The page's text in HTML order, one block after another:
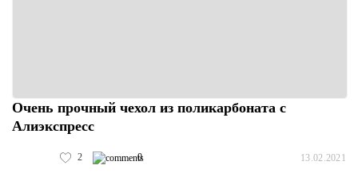
Очень прочный чехол из поликарбоната с
Алиэкспресс
2 0 13.02.2021